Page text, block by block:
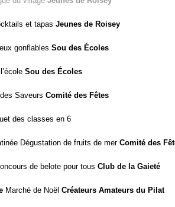
et tapas Jeunes de Roisey
gonflables Sou des Écoles
Sou des Écoles
Saveurs Comité des Fêtes
des classes en 6
Dégustation de fruits de mer Comité des
de belote pour tous Club de la Gaieté
Marché de Noël Créateurs Amateurs du Pilat